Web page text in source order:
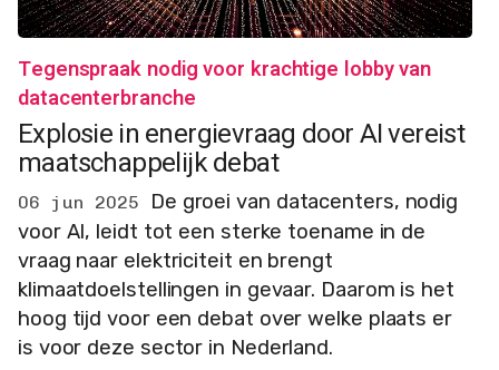
Tegenspraak nodig voor krachtige lobby van
datacenterbranche
Explosie in energievraag door AI vereist
maatschappelijk debat
06 jun 2025
De groei van datacenters, nodig
voor AI, leidt tot een sterke toename in de
vraag naar elektriciteit en brengt
klimaatdoelstellingen in gevaar. Daarom is het
hoog tijd voor een debat over welke plaats er
is voor deze sector in Nederland.